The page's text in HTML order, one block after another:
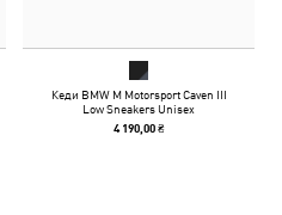
Кеди BMW M Motorsport Caven III
Low Sneakers Unisex
4 190,00 ₴